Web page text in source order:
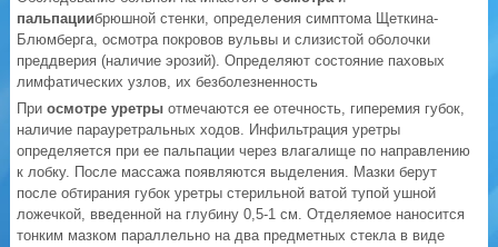
пальпациибрюшной стенки, определения симптома Щеткина-
Блюмберга, осмотра покровов вульвы и слизистой оболочки
преддверия (наличие эрозий). Определяют состояние паховых
лимфатических узлов, их безболезненность
Приосмотре уретры отмечаются ее отечность, гиперемия губок,
наличие парауретральных ходов. Инфильтрация уретры
определяется при ее пальпации через влагалище по направлению
к лобку. После массажа появляются выделения. Мазки берут
после обтирания губок уретры стерильной ватой тупой ушной
ложечкой, введенной на глубину 0,5-1 см. Отделяемое наносится
тонким мазком параллельно на два предметных стекла в виде